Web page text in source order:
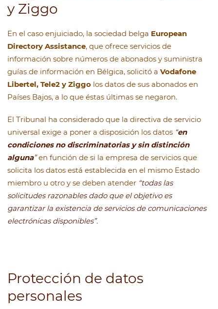
y Ziggo
En el caso enjuiciado, la sociedad belga European
Directory Assistance, que ofrece servicios de
información sobre números de abonados y suministra
guías de información en Bélgica, solicitó a Vodafone
Libertel, Tele2 y Ziggo los datos de sus abonados en
Países Bajos, a lo que éstas últimas se negaron.
El Tribunal ha considerado que la directiva de servicio
universal exige a poner a disposición los datos “en
condiciones no discriminatorias y sin distinción
alguna”en función de si la empresa de servicios que
solicita los datos está establecida en el mismo Estado
miembro u otro y se deben atender “todas las
solicitudes razonables dado que el objetivo es
garantizar la existencia de servicios de comunicaciones
electrónicas disponibles”.
Protección de datos
personales